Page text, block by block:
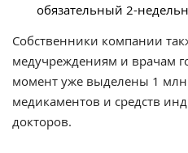
обязательный 2-
Собственники компании
медучреждениям и врачам
момент уже выделены 1 млн
медикаментов и средств
докторов.